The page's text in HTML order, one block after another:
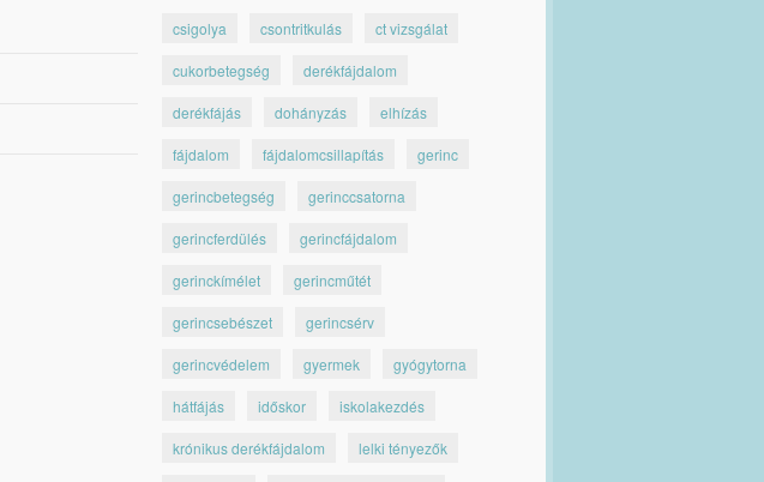
csigolya csontritkulás ct vizsgálat
cukorbetegség derékfájdalom
derékfájás dohányzás elhízás
fájdalom fájdalomcsillapítás gerinc
gerincbetegség gerinccsatorna
gerincferdülés gerincfájdalom
gerinckímélet gerincműtét
gerincsebészet gerincsérv
gerincvédelem gyermek gyógytorna
hátfájás időskor iskolakezdés
krónikus derékfájdalom lelki tényezők